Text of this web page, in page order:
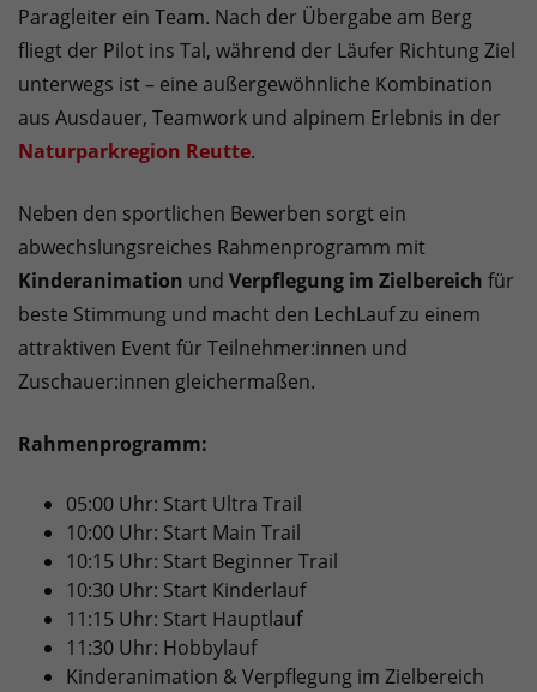
Paragleiter ein Team. Nach der Übergabe am Berg
fliegt der Pilot ins Tal, während der Läufer Richtung Ziel
unterwegs ist – eine außergewöhnliche Kombination
aus Ausdauer, Teamwork und alpinem Erlebnis in der
Naturparkregion Reutte.
Neben den sportlichen Bewerben sorgt ein
abwechslungsreiches Rahmenprogramm mit
Kinderanimation und Verpflegung im Zielbereich für
beste Stimmung und macht den LechLauf zu einem
attraktiven Event für Teilnehmer:innen und
Zuschauer:innen gleichermaßen.
Rahmenprogramm:
05:00 Uhr: Start Ultra Trail
10:00 Uhr: Start Main Trail
10:15 Uhr: Start Beginner Trail
10:30 Uhr: Start Kinderlauf
11:15 Uhr: Start Hauptlauf
11:30 Uhr: Hobbylauf
Kinderanimation & Verpflegung im Zielbereich